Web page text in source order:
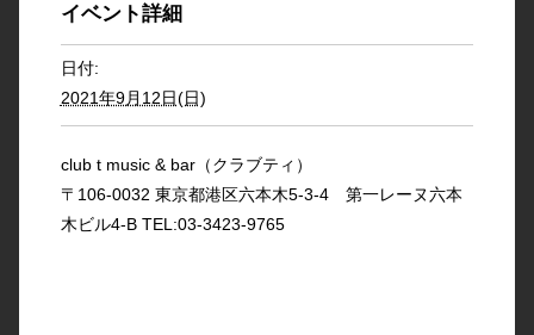
イベント詳細
日付:
2021年9月12日(日)
club t music & bar（クラブティ）
〒106-0032 東京都港区六本木5-3-4 第一レーヌ六本
木ビル4-B TEL:03-3423-9765